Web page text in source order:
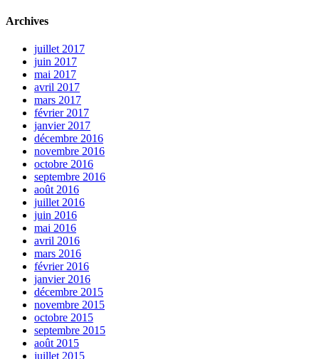
Archives
juillet 2017
juin 2017
mai 2017
avril 2017
mars 2017
février 2017
janvier 2017
décembre 2016
novembre 2016
octobre 2016
septembre 2016
août 2016
juillet 2016
juin 2016
mai 2016
avril 2016
mars 2016
février 2016
janvier 2016
décembre 2015
novembre 2015
octobre 2015
septembre 2015
août 2015
juillet 2015